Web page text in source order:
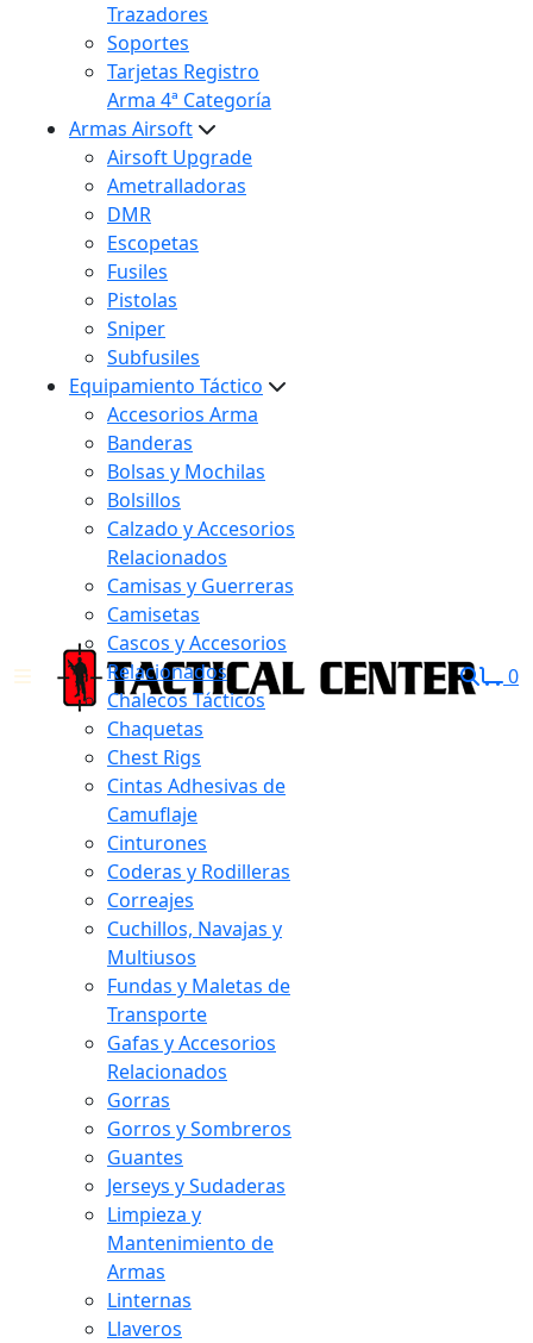
Trazadores
Soportes
Tarjetas Registro
Arma 4ª Categoría
Armas Airsoft
Airsoft Upgrade
Ametralladoras
DMR
Escopetas
Fusiles
Pistolas
Sniper
Subfusiles
Equipamiento Táctico
Accesorios Arma
Banderas
Bolsas y Mochilas
Bolsillos
Calzado y Accesorios
Relacionados
Camisas y Guerreras
Camisetas
Cascos y Accesorios
Relacionados
Chalecos Tácticos
Chaquetas
Chest Rigs
Cintas Adhesivas de
Camuflaje
Cinturones
Coderas y Rodilleras
Correajes
Cuchillos, Navajas y
Multiusos
Fundas y Maletas de
Transporte
Gafas y Accesorios
Relacionados
Gorras
Gorros y Sombreros
Guantes
Jerseys y Sudaderas
Limpieza y
Mantenimiento de
Armas
Linternas
Llaveros
0